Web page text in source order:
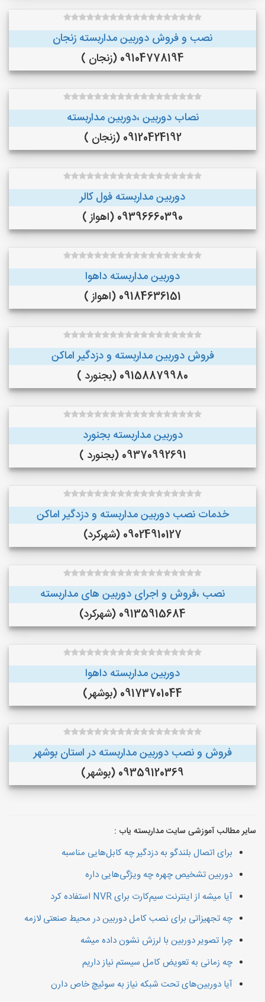
نصب و فروش دوربین مداربسته زنجان
09104778194 (زنجان )
نصاب دوربین ،دوربین مداربسته
09120424192 (زنجان )
دوربین مداربسته فول کالر
09396660390 (اهواز )
دوربین مداربسته داهوا
09184636151 (اهواز )
فروش دوربین مداربسته و دزدگیر اماکن
09158879980 (بجنورد )
دوربین مداربسته بجنورد
09370992691 (بجنورد )
خدمات نصب دوربین مداربسته و دزدگیر اماکن
09024910127 (شهرکرد)
نصب ،فروش و اجرای دوربین های مداربسته
09135915684 (شهرکرد)
دوربین مداربسته داهوا
09173701044 (بوشهر)
فروش و نصب دوربین مداربسته در استان بوشهر
09359120369 (بوشهر)
سایر مطالب آموزشی سایت مداربسته یاب :
برای اتصال بلندگو به دزدگیر چه کابل‌هایی مناسبه
دوربین تشخیص چهره چه ویژگی‌هایی داره
آیا میشه از اینترنت سیم‌کارت برای NVR استفاده کرد
چه تجهیزاتی برای نصب کامل دوربین در محیط صنعتی لازمه
چرا تصویر دوربین با لرزش نشون داده میشه
چه زمانی به تعویض کامل سیستم نیاز داریم
آیا دوربین‌های تحت شبکه نیاز به سوئیچ خاص دارن